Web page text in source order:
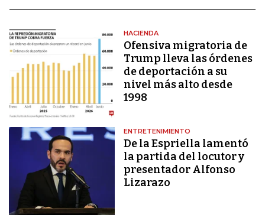
HACIENDA
Ofensiva migratoria de
Trump lleva las órdenes
de deportación a su
nivel más alto desde
1998
ENTRETENIMIENTO
De la Espriella lamentó
la partida del locutor y
presentador Alfonso
Lizarazo